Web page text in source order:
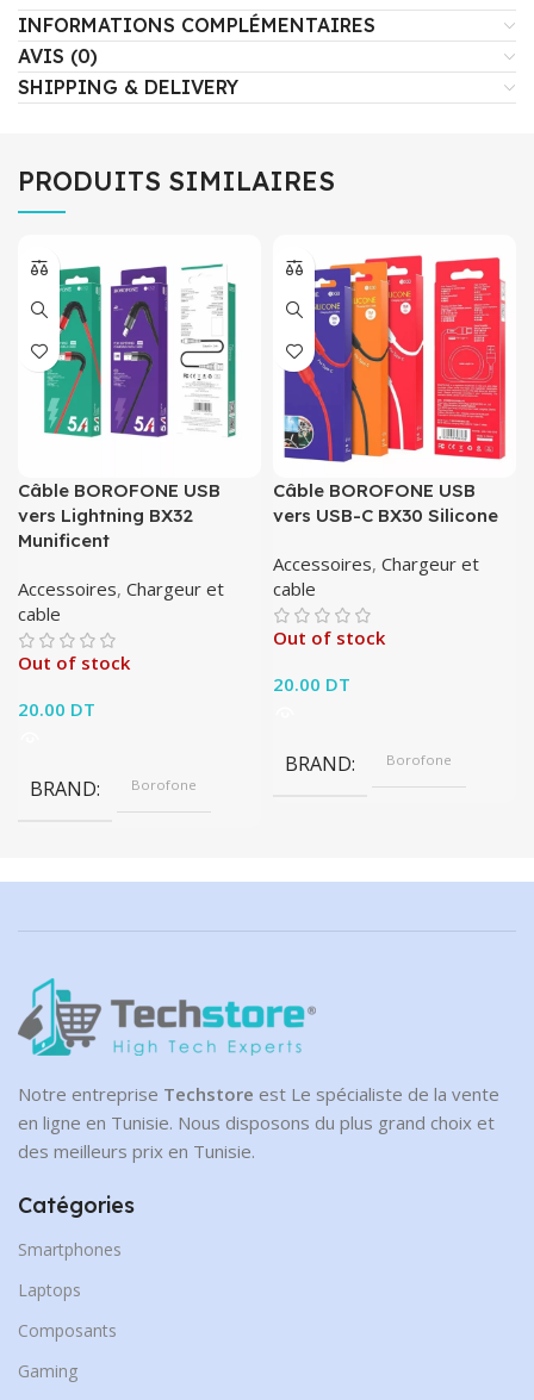
INFORMATIONS COMPLÉMENTAIRES
AVIS (0)
SHIPPING & DELIVERY
PRODUITS SIMILAIRES
Câble BOROFONE USB
vers Lightning BX32
Munificent
Accessoires, Chargeur et
cable
Out of stock
20.00 DT
BRAND Borofone
Câble BOROFONE USB
vers USB-C BX30 Silicone
Accessoires, Chargeur et
cable
Out of stock
20.00 DT
BRAND Borofone
Notre entreprise Techstore est Le spécialiste de la vente
en ligne en Tunisie. Nous disposons du plus grand choix et
des meilleurs prix en Tunisie.
Catégories
Smartphones
Laptops
Composants
Gaming